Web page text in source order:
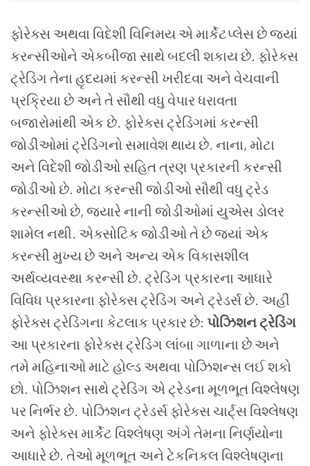
ફોરેક્સ અથવા વિદેશી વિનિમય એ માર્કેટપ્લેસ છે જ્યાં
કરન્સીઓને એકબીજા સાથે બદલી શકાય છે. ફોરેક્સ
ટ્રેડિંગ તેના હૃદયમાં કરન્સી ખરીદવા અને વેચવાની
પ્રક્રિયા છે અને તે સૌથી વધુ વેપાર ધરાવતા
બજારોમાંથી એક છે. ફોરેક્સ ટ્રેડિંગમાં કરન્સી
જોડીઓમાં ટ્રેડિંગનો સમાવેશ થાય છે. નાના, મોટા
અને વિદેશી જોડીઓ સહિત ત્રણ પ્રકારની કરન્સી
જોડીઓ છે. મોટા કરન્સી જોડીઓ સૌથી વધુ ટ્રેડ
કરન્સીઓ છે, જ્યારે નાની જોડીઓમાં યુએસ ડોલર
શામેલ નથી. એક્સોટિક જોડીઓ તે છે જ્યાં એક
કરન્સી મુખ્ય છે અને અન્ય એક વિકાસશીલ
અર્થવ્યવસ્થા કરન્સી છે. ટ્રેડિંગ પ્રકારના આધારે
વિવિધ પ્રકારના ફોરેક્સ ટ્રેડિંગ અને ટ્રેડર્સ છે. અહીં
ફોરેક્સ ટ્રેડિંગના કેટલાક પ્રકાર છે: પોઝિશન ટ્રેડિંગ
આ પ્રકારના ફોરેક્સ ટ્રેડિંગ લાંબા ગાળાના છે અને
તમે મહિનાઓ માટે હોલ્ડ અથવા પોઝિશન્સ લઈ શકો
છો. પોઝિશન સાથે ટ્રેડિંગ એ ટ્રેડના મૂળભૂત વિશ્લેષણ
પર નિર્ભર છે. પોઝિશન ટ્રેડર્સ ફોરેક્સ ચાર્ટ્સ વિશ્લેષણ
અને ફોરેક્સ માર્કેટ વિશ્લેષણ અંગે તેમના નિર્ણયોના
આધારે છે. તેઓ મૂળભૂત અને ટેકનિકલ વિશ્લેષણના